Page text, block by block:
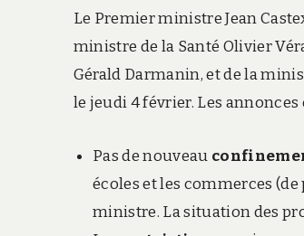
Le Premier ministre Jean
ministre de la Santé Olivier
Gérald Darmanin, et de la
le jeudi 4 février. Les annonces
Pas de nouveau
écoles et les commerces
ministre. La situation des